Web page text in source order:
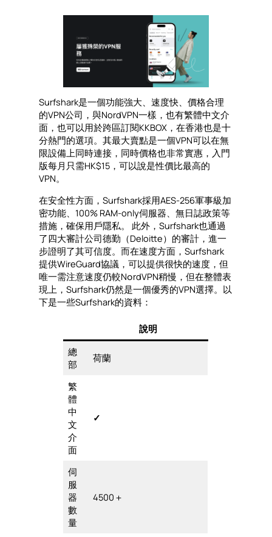
Surfshark是一個功能強大、速度快、價格合理
的VPN公司，與NordVPN一樣，也有繁體中文介
面，也可以用於跨區訂閱KKBOX，在香港也是十
分熱門的選項。其最大賣點是一個VPN可以在無
限設備上同時連接，同時價格也非常實惠，入門
版每月只需HK$15，可以說是性價比最高的
VPN。
在安全性方面，Surfshark採用AES-256軍事級加
密功能、100% RAM-only伺服器、無日誌政策等
措施，確保用戶隱私。 此外，Surfshark也通過
了四大審計公司德勤（Deloitte）的審計，進一
步證明了其可信度。而在速度方面，Surfshark
提供WireGuard協議，可以提供很快的速度，但
唯一需注意速度仍較N၀rdVPN稍慢，但在整體表
現上，Surfshark仍然是一個優秀的VPN選擇。以
下是一些Surfshark的資料：
說明
總
部
荷蘭
繁
體
中
文
介
面
✓
伺
服
器
數
量
4500＋